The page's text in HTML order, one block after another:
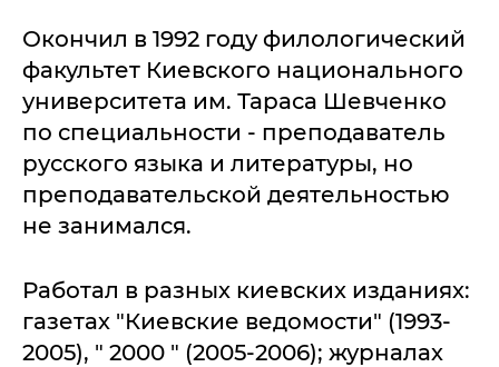
Окончил в 1992 году филологический
факультет Киевского национального
университета им. Тараса Шевченко
по специальности - преподаватель
русского языка и литературы, но
преподавательской деятельностью
не занимался.
Работал в разных киевских изданиях:
газетах "Киевские ведомости" (1993-
2005), " 2000 " (2005-2006); журналах